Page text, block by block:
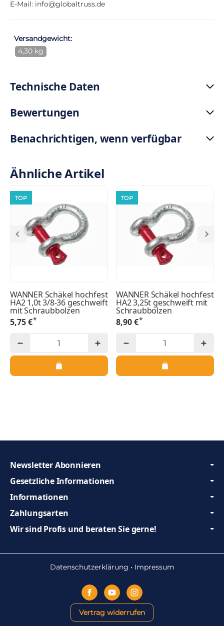
E-Mail: info@globaltruss.de
Versandgewicht:
4,30 kg
Technische Daten
Bewertungen
Benachrichtigen, wenn verfügbar
Ähnliche Artikel
TOP
WANNER Schäkel hochfest
HA2 1,0t 3/8-36 geschweift
mit Schraubbolzen
5,75 €*
TOP
WANNER Schäkel hochfest
HA2 3,25t geschweift mit
Schraubbolzen
8,90 €*
Gesetzliche Informationen
Informationen
Zahlungsarten
Wir sind Profis und beraten Sie gerne!
Newsletter Abonnieren
Datenschutzerklärung • Impressum
Vertrag widerrufen